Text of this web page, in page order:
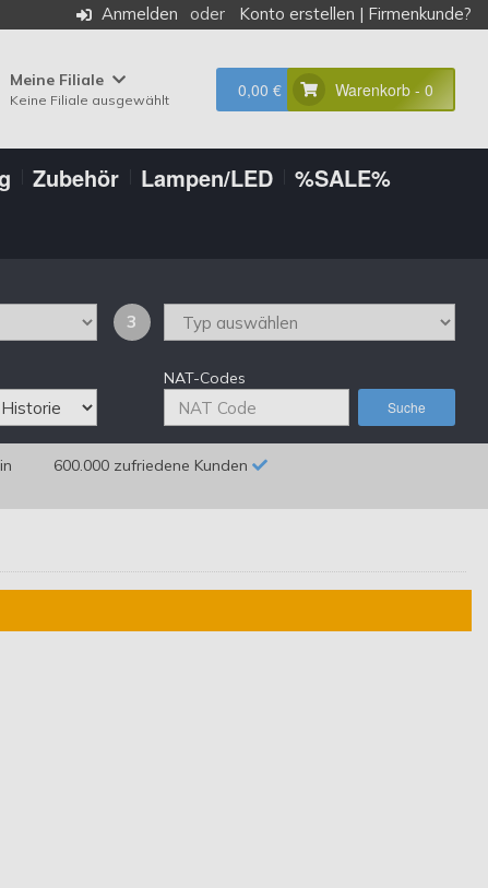
Anmelden Konto erstellen | Firmenkunde?
Meine Filiale
Keine Filiale ausgewählt 0,00 € Warenkorb - 0
Zubehör Lampen/LED
%SALE%
3
NAT-Codes
Suche
600.000 zufriedene Kunden